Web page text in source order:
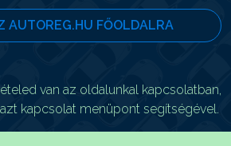
AUTOREG.HU FŐOLDALRA
van az oldalunkal kapcsolatban,
kapcsolat menüpont segítségével.